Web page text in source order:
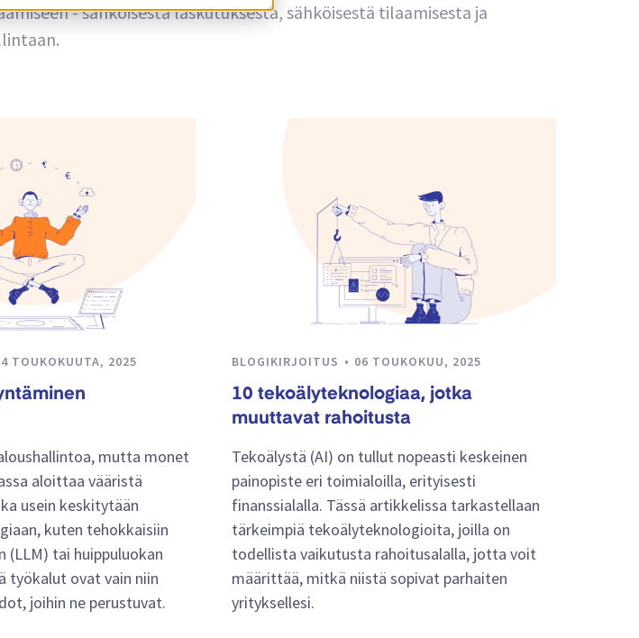
- sähköisestä laskutuksesta, sähköisestä tilaamisesta ja
TOUKOKUUTA, 2025
mutta monet
aloittaa vääristä
usein keskitytään
kuten tehokkaisiin
(LLM) tai huippuluokan
työkalut ovat vain niin
joihin ne perustuvat.
BLOGIKIRJOITUS 06 TOUKOKUU, 2025
10 tekoälyteknologiaa, jotka
muuttavat rahoitusta
Tekoälystä (AI) on tullut nopeasti keskeinen
painopiste eri toimialoilla, erityisesti
finanssialalla. Tässä artikkelissa tarkastellaan
tärkeimpiä tekoälyteknologioita, joilla on
todellista vaikutusta rahoitusalalla, jotta voit
määrittää, mitkä niistä sopivat parhaiten
yrityksellesi.